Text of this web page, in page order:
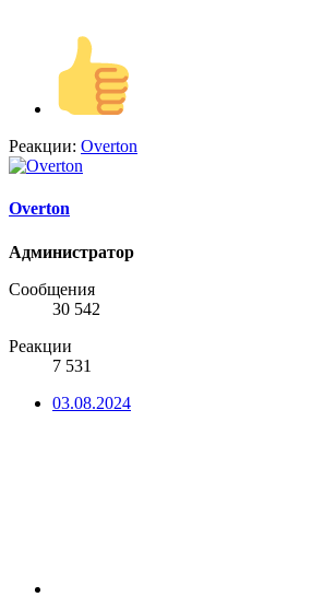
Реакции: Overton
Overton
Администратор
Сообщения
30 542
Реакции
7 531
03.08.2024